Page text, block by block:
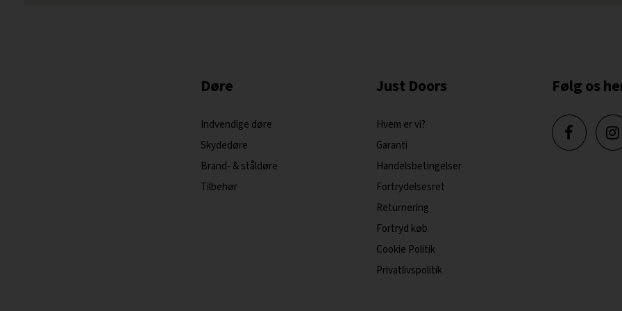
Døre
Indvendige døre
Skydedøre
Brand- & ståldøre
Tilbehør
Just Doors
Hvem er vi?
Garanti
Handelsbetingelser
Fortrydelsesret
Returnering
Fortryd køb
Cookie Politik
Privatlivspolitik
Følg os